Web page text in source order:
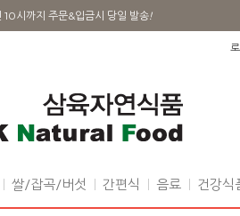
시까지 주문&입금시 당일 발송!
쌀/잡곡/버섯 간편식 음료 건강식